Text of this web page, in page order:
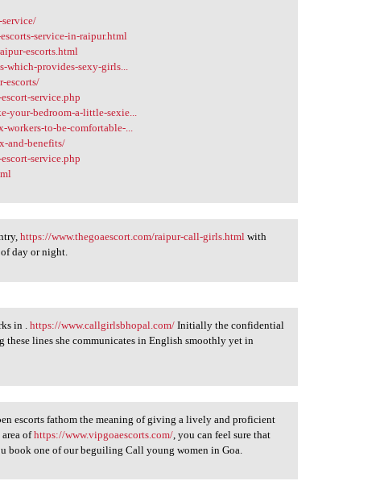
service-in-raipur.html
escorts.html
provides-sexy-girls...
escorts/
service.php
your-bedroom-a-little-sexie...
to-be-comfortable-...
and-benefits/
service.php
https://www.thegoaescort.com/raipur-call-girls.html with
day or night.
in .https://www.callgirlsbhopal.com/ Initially the confidential
these lines she communicates in English smoothly yet in
escorts fathom the meaning of giving a lively and proficient
area ofhttps://www.vipgoaescorts.com/ , you can feel sure that
book one of our beguiling Call young women in Goa.